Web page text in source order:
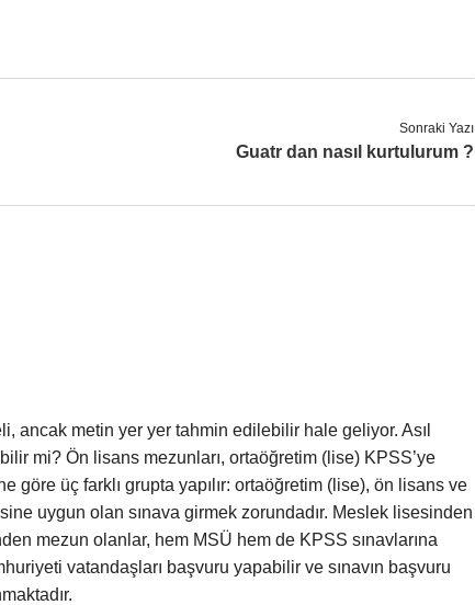
Sonraki Yazı
Guatr dan nasıl kurtulurum ?
ancak metin yer yer tahmin edilebilir hale geliyor. Asıl
mi? Ön lisans mezunları, ortaöğretim (lise) KPSS’ye
göre üç farklı grupta yapılır: ortaöğretim (lise), ön lisans ve
uygun olan sınava girmek zorundadır. Meslek lisesinden
mezun olanlar, hem MSÜ hem de KPSS sınavlarına
vatandaşları başvuru yapabilir ve sınavın başvuru